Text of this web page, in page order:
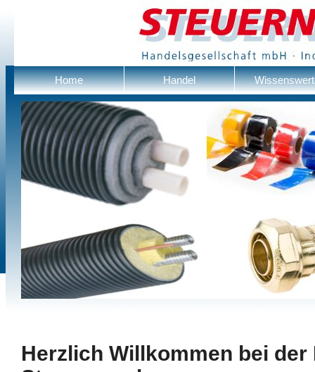
Home Handel
Herzlich Willkommen bei der